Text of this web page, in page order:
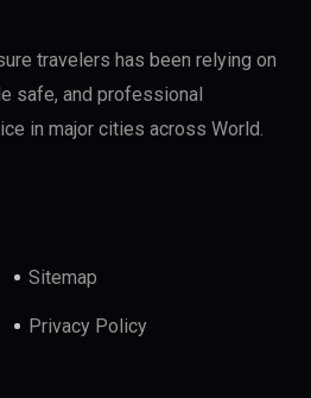
travelers has been relying on
safe, and professional
in major cities across World.
Sitemap
Privacy Policy